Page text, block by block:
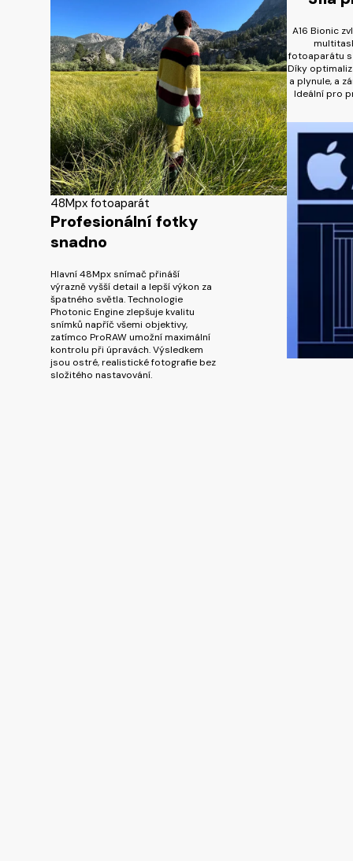
48Mpx fotoaparát
Profesionální fotky
snadno
Hlavní 48Mpx snímač přináší
výrazně vyšší detail a lepší výkon za
špatného světla. Technologie
Photonic Engine zlepšuje kvalitu
snímků napříč všemi objektivy,
zatímco ProRAW umožní maximální
kontrolu při úpravách. Výsledkem
jsou ostré, realistické fotografie bez
složitého nastavování.
A16 Bionic
fotoaparátu s
Díky
a plynule, a
Ideální pro